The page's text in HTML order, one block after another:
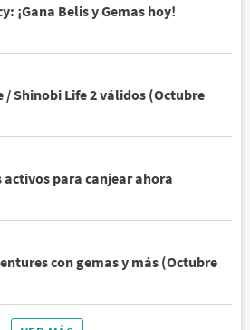
¡Gana Belis y Gemas hoy!
/ Shinobi Life 2 válidos (Octubre
activos para canjear ahora
con gemas y más (Octubre